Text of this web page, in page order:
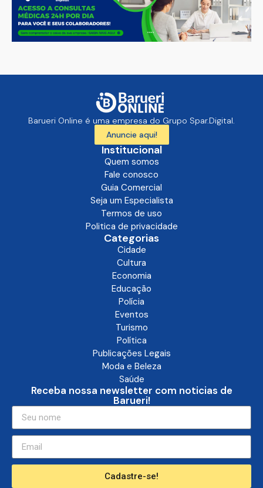
Barueri Online é uma empresa do Grupo Spar.Digital.
Anuncie aqui!
Institucional
Quem somos
Fale conosco
Guia Comercial
Seja um Especialista
Termos de uso
Politica de privacidade
Categorias
Cidade
Cultura
Economia
Educação
Polícia
Eventos
Turismo
Política
Publicações Legais
Moda e Beleza
Saúde
Receba nossa newsletter com noticias de
Barueri!
Cadastre-se!